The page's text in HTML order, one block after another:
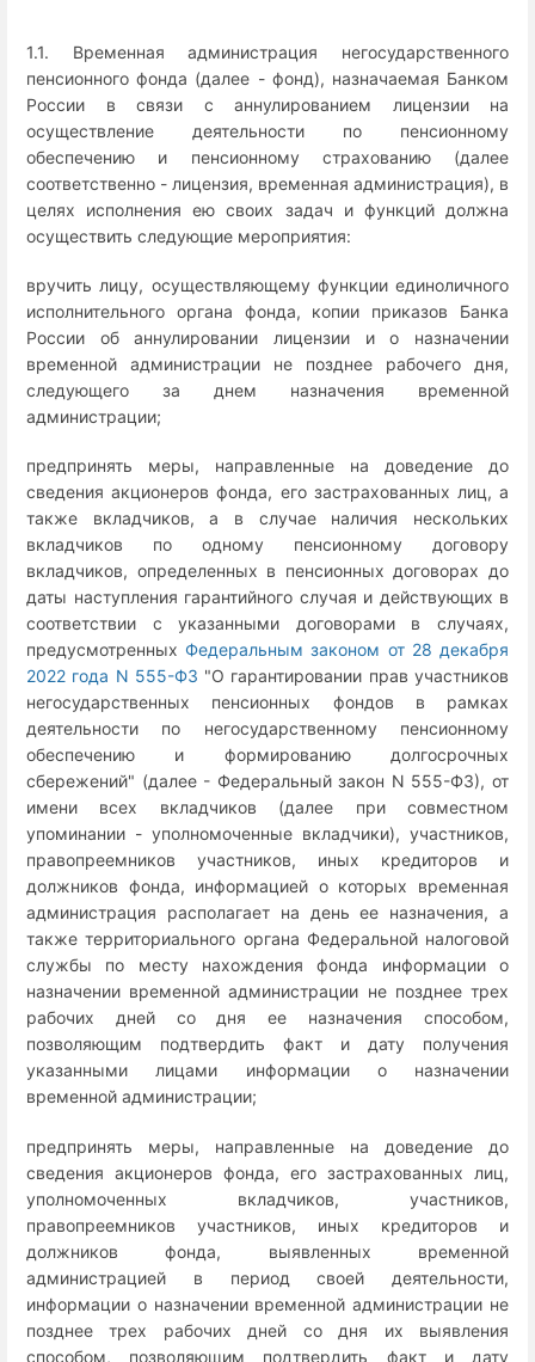
1.1. Временная администрация негосударственного
пенсионного фонда (далее - фонд), назначаемая Банком
России в связи с аннулированием лицензии на
осуществление деятельности по пенсионному
обеспечению и пенсионному страхованию (далее
соответственно - лицензия, временная администрация), в
целях исполнения ею своих задач и функций должна
осуществить следующие мероприятия:
вручить лицу, осуществляющему функции единоличного
исполнительного органа фонда, копии приказов Банка
России об аннулировании лицензии и о назначении
временной администрации не позднее рабочего дня,
следующего за днем назначения временной
администрации;
предпринять меры, направленные на доведение до
сведения акционеров фонда, его застрахованных лиц, а
также вкладчиков, а в случае наличия нескольких
вкладчиков по одному пенсионному договору
вкладчиков, определенных в пенсионных договорах до
даты наступления гарантийного случая и действующих в
соответствии с указанными договорами в случаях,
предусмотренных Федеральным законом от 28 декабря
2022 года N 555-ФЗ "О гарантировании прав участников
негосударственных пенсионных фондов в рамках
деятельности по негосударственному пенсионному
обеспечению и формированию долгосрочных
сбережений" (далее - Федеральный закон N 555-ФЗ), от
имени всех вкладчиков (далее при совместном
упоминании - уполномоченные вкладчики), участников,
правопреемников участников, иных кредиторов и
должников фонда, информацией о которых временная
администрация располагает на день ее назначения, а
также территориального органа Федеральной налоговой
службы по месту нахождения фонда информации о
назначении временной администрации не позднее трех
рабочих дней со дня ее назначения способом,
позволяющим подтвердить факт и дату получения
указанными лицами информации о назначении
временной администрации;
предпринять меры, направленные на доведение до
сведения акционеров фонда, его застрахованных лиц,
уполномоченных вкладчиков, участников,
правопреемников участников, иных кредиторов и
должников фонда, выявленных временной
администрацией в период своей деятельности,
информации о назначении временной администрации не
позднее трех рабочих дней со дня их выявления
способом, позволяющим подтвердить факт и дату